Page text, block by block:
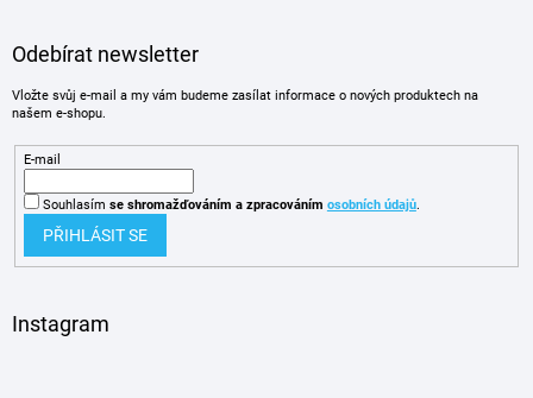
Odebírat newsletter
Vložte svůj e-mail a my vám budeme zasílat informace o nových produktech na
našem e-shopu.
E-mail
Souhlasím se shromažďováním a zpracováním osobních údajů.
PŘIHLÁSIT SE
Instagram